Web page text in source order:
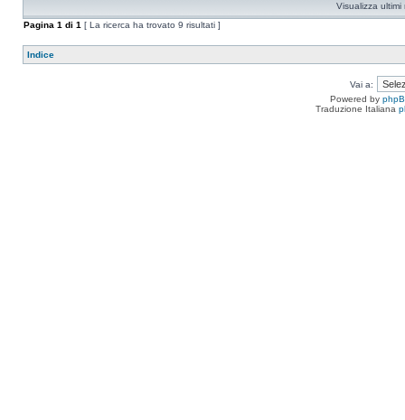
Visualizza ultimi
Pagina 1 di 1 [ La ricerca ha trovato 9 risultati ]
Indice
Vai a:
Powered by
Traduzione Italiana